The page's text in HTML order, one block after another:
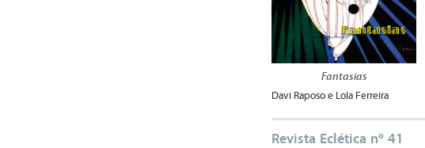
Fantasias
Davi Raposo e Lola Ferreira
Revista Eclética nº 41